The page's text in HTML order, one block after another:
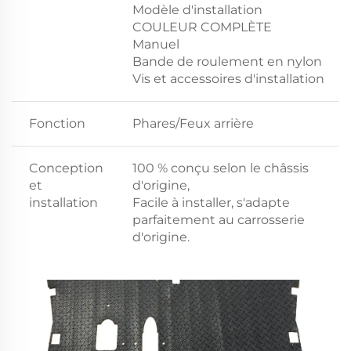
Modèle d'installation
COULEUR COMPLÈTE
Manuel
Bande de roulement en nylon
Vis et accessoires d'installation
Fonction Phares/Feux arrière
Conception
et
installation
100 % conçu selon le châssis
d'origine,
Facile à installer, s'adapte
parfaitement au carrosserie
d'origine.